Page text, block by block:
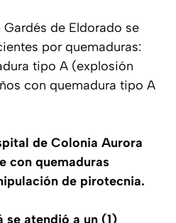
de Eldorado se
por quemaduras:
tipo A (explosión
con quemadura tipo A
de Colonia Aurora
con quemaduras
de pirotecnia.
se atendió a un (1)